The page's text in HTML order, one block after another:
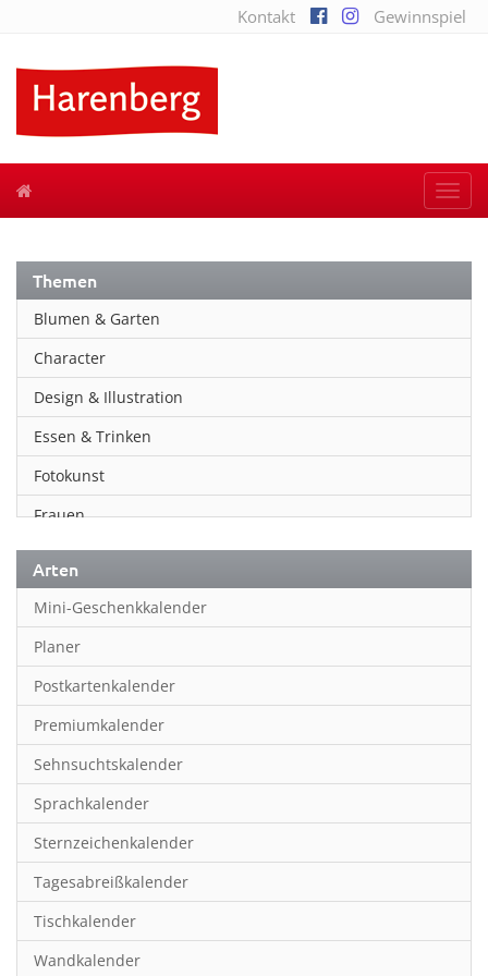
Kontakt Gewinnspiel
Themen
Blumen & Garten
Character
Design & Illustration
Essen & Trinken
Fotokunst
Frauen
Fußball
Geschichte
Humor & Cartoon
Inspiration & Entspannung
Inspiration & Spiritualität
Kinderkalender
Kunst
Länder & Städte
Landschaft & Natur
Lifestyle
Literatur
Arten
Mini-Geschenkkalender
Planer
Postkartenkalender
Premiumkalender
Sehnsuchtskalender
Sprachkalender
Sternzeichenkalender
Tagesabreißkalender
Tischkalender
Wandkalender